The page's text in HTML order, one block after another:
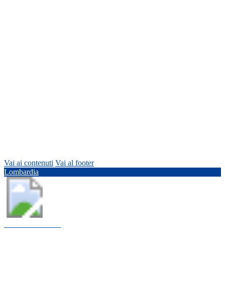
Vai ai contenuti Vai al footer
Lombardia